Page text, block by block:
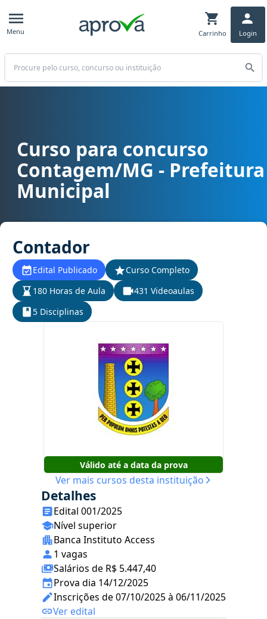
Menu Carrinho Login
Buscar
Curso para concurso Contagem/MG - Prefeitura Municipal cargo
Curso para concurso
Contagem/MG - Prefeitura
Municipal
Contador
Edital Publicado
Curso Completo
180 Horas de Aula
431 Videoaulas
5 Disciplinas
Válido até a data da prova
Ver mais cursos desta instituição
Detalhes
Edital 001/2025
Nível superior
Banca Instituto Access
1 vagas
Salários de R$ 5.447,40
Prova dia 14/12/2025
Inscrições de 07/10/2025 à 06/11/2025
Ver edital